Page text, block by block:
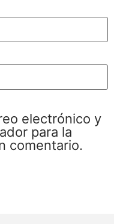
electrónico y
para la
comentario.